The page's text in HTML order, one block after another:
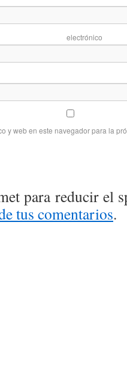
y web en este navegador para la
para reducir el
tus comentarios.